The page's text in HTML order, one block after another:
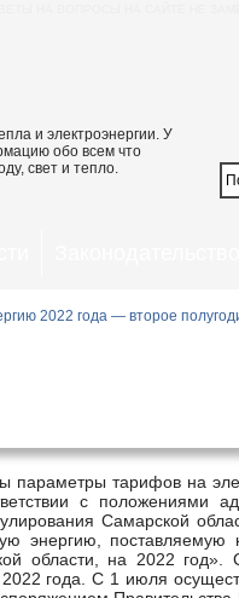
и электроэнергии. У
обо всем что
свет и тепло.
2022 года — второе
с положениями
Самарской
энергию,
области, на 2022
года. С 1 июля